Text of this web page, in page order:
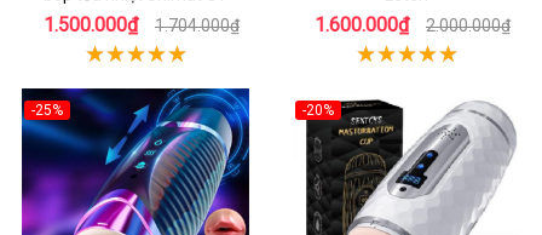
1.500.000₫ 1.704.000₫ 1.600.000₫ 2.000.000₫
-25% -20%